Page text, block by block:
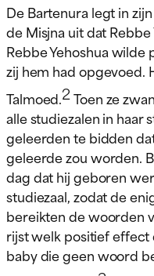
De Bartenura legt in
de Misjna uit dat
Rebbe Yehoshua
zij hem had opgevoed.
Talmoed.2Toen ze
alle studiezalen in haar
geleerden te bidden
geleerde zou worden.
dag dat hij geboren
studiezaal, zodat de
bereikten de woorden
rijst welk positief effect
baby die geen woord